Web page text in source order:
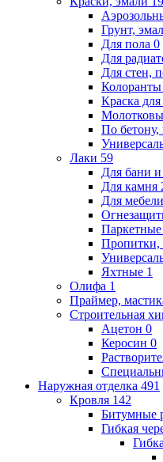
Грунт,
Для пола 0
Для
Для стен,
Колоранты
Краска
По
Лаки 59
Для бани
Для камня
Для мебели
Паркетные
Пропитки,
Яхтные 1
Олифа 1
Праймер,
Строительная
Ацетон 0
Керосин 0
Наружная отделка 491
Кровля 142
Битумные
Гибкая